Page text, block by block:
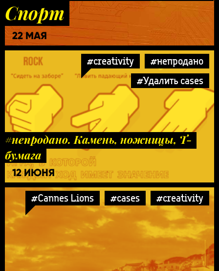
Спорт
22 МАЯ
#creativity
#непродано
#Удалить cases
#непродано. Камень, ножницы, Т-
бумага
12 ИЮНЯ
#Cannes Lions #cases #creativity